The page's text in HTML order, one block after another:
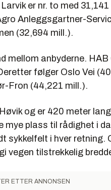
er nr. to med
Anleggsgartner-
(32,694 mill.).
mellom anbyderne.
følger Oslo Vei
Fron (44,221 mill.).
og er 420 meter
mye plass til rådighet i
sykkelfelt i hver retning.
vegen tilstrekkelig
ETTER ANNONSEN